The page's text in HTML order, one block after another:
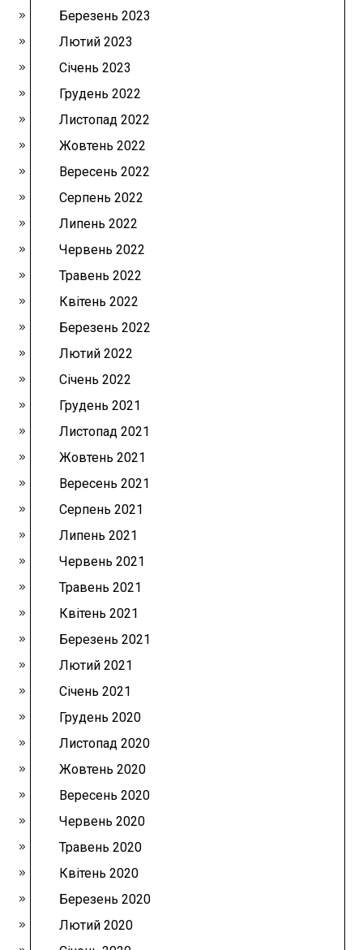
Березень 2023
Лютий 2023
Січень 2023
Грудень 2022
Листопад 2022
Жовтень 2022
Вересень 2022
Серпень 2022
Липень 2022
Червень 2022
Травень 2022
Квітень 2022
Березень 2022
Лютий 2022
Січень 2022
Грудень 2021
Листопад 2021
Жовтень 2021
Вересень 2021
Серпень 2021
Липень 2021
Червень 2021
Травень 2021
Квітень 2021
Березень 2021
Лютий 2021
Січень 2021
Грудень 2020
Листопад 2020
Жовтень 2020
Вересень 2020
Червень 2020
Травень 2020
Квітень 2020
Березень 2020
Лютий 2020